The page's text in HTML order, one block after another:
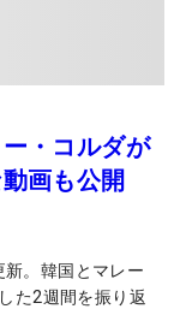
・コルダが
画も公開
。韓国とマレー
た2週間を振り返